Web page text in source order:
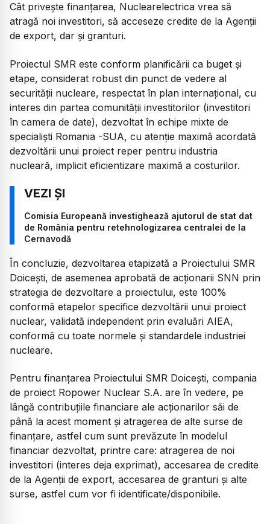
Cât privește finanțarea, Nuclearelectrica vrea să
atragă noi investitori, să acceseze credite de la Agenții
de export, dar și granturi.
Proiectul SMR este conform planificării ca buget și
etape, considerat robust din punct de vedere al
securității nucleare, respectat în plan internațional, cu
interes din partea comunității investitorilor (investitori
în camera de date), dezvoltat în echipe mixte de
specialiști Romania -SUA, cu atenție maximă acordată
dezvoltării unui proiect reper pentru industria
nucleară, implicit eficientizare maximă a costurilor.
Comisia Europeană investighează ajutorul de stat dat
de România pentru retehnologizarea centralei de la
Cernavodă
În concluzie, dezvoltarea etapizată a Proiectului SMR
Doicești, de asemenea aprobată de acționarii SNN prin
strategia de dezvoltare a proiectului, este 100%
conformă etapelor specifice dezvoltării unui proiect
nuclear, validată independent prin evaluări AIEA,
conformă cu toate normele și standardele industriei
nucleare.
Pentru finanțarea Proiectului SMR Doicești, compania
de proiect Ropower Nuclear S.A. are în vedere, pe
lângă contribuțiile financiare ale acționarilor săi de
până la acest moment și atragerea de alte surse de
finanțare, astfel cum sunt prevăzute în modelul
financiar dezvoltat, printre care: atragerea de noi
investitori (interes deja exprimat), accesarea de credite
de la Agenții de export, accesarea de granturi și alte
surse, astfel cum vor fi identificate/disponibile.